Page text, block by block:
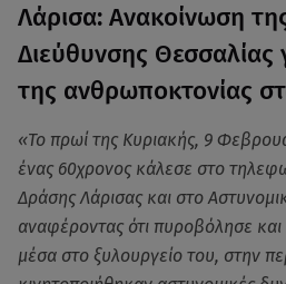
Λάρισα: Aνακοίνωση
Διεύθυνσης Θεσσαλίας
της ανθρωποκτονίας
«Το πρωί της Κυριακής, 9
ένας 60χρονος κάλεσε στο
Δράσης Λάρισας και στο
αναφέροντας ότι πυροβόλησε
μέσα στο ξυλουργείο του, στην